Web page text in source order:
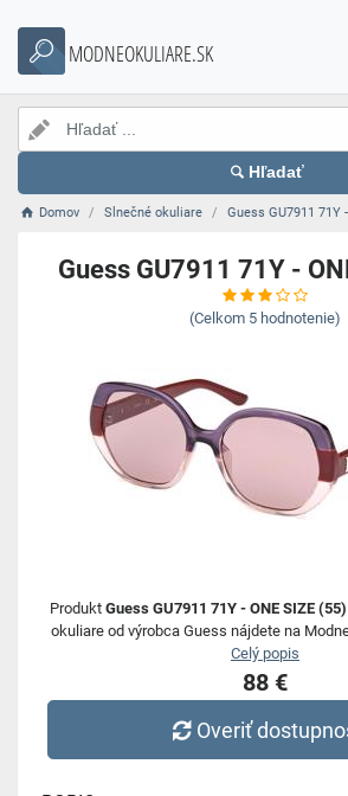
MODNEOKULIARE.SK
Hľadať
Domov Slnečné okuliare Guess GU7911 71Y
Guess GU7911 71Y -
(Celkom 5 hodnotenie)
Produkt Guess GU7911 71Y - ONE SIZE (55)
okuliare od výrobca Guess nájdete na
Celý popis
88 €
Overiť